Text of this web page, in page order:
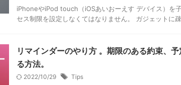
iPhoneやiPod touch（iOSあいおーえす デバイス）を
セス制限を設定しなくてはなりません。 ガジェットに
リマインダーのやり方 。期限のある約束、
る方法。
2022/10/29 Tips